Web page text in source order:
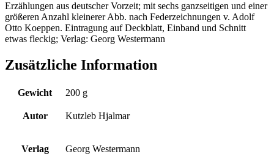
Erzählungen aus deutscher Vorzeit; mit sechs ganzseitigen und einer
größeren Anzahl kleinerer Abb. nach Federzeichnungen v. Adolf
Otto Koeppen. Eintragung auf Deckblatt, Einband und Schnitt
etwas fleckig; Verlag: Georg Westermann
Zusätzliche Information
Gewicht 200 g
Autor Kutzleb Hjalmar
Verlag Georg Westermann